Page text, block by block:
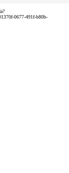
0677-491f-b80b-